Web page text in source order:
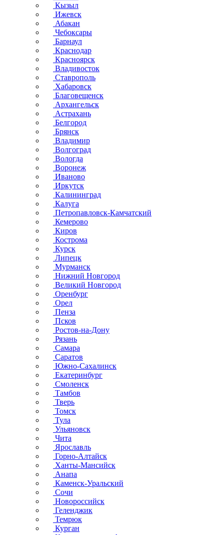
Кызыл
Ижевск
Абакан
Чебоксары
Барнаул
Краснодар
Красноярск
Владивосток
Ставрополь
Хабаровск
Благовещенск
Архангельск
Астрахань
Белгород
Брянск
Владимир
Волгоград
Вологда
Воронеж
Иваново
Иркутск
Калининград
Калуга
Петропавловск-Камчатский
Кемерово
Киров
Кострома
Курск
Липецк
Мурманск
Нижний Новгород
Великий Новгород
Оренбург
Орел
Пенза
Псков
Ростов-на-Дону
Рязань
Самара
Саратов
Южно-Сахалинск
Екатеринбург
Смоленск
Тамбов
Тверь
Томск
Тула
Ульяновск
Чита
Ярославль
Горно-Алтайск
Ханты-Мансийск
Анапа
Каменск-Уральский
Сочи
Новороссийск
Геленджик
Темрюк
Курган